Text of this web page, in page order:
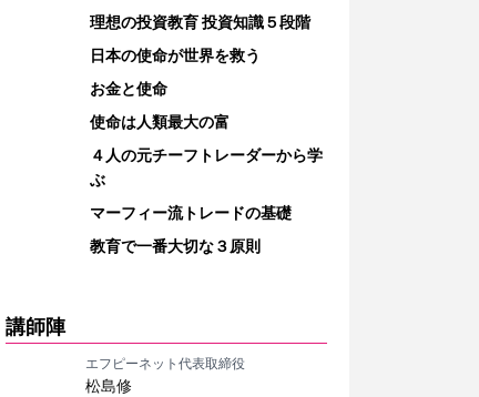
教育
理想の投資教育 投資知識５段階
日本の使命が世界を救う
お金と使命
使命は人類最大の富
４人の元チーフトレーダーから学
ぶ
マーフィー流トレードの基礎
教育で一番大切な３原則
講師陣
エフピーネット代表取締役
松島修